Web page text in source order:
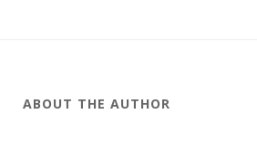
ABOUT THE AUTHOR